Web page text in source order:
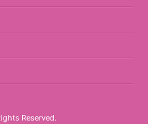
Reserved.